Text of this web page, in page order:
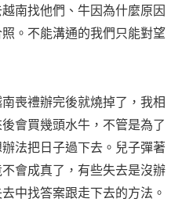
南找他們、牛因為什麼原因
。不能溝通的我們只能對望
喪禮辦完後就燒掉了，我相
會買幾頭水牛，不管是為了
法把日子過下去。兒子彈著
會成真了，有些失去是沒辦
中找答案跟走下去的方法。